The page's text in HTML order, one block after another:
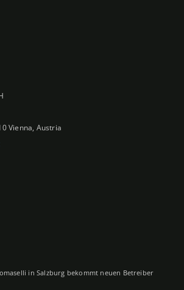
Vienna, Austria
in Salzburg bekommt neuen Betreiber